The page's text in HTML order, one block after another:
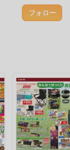
フォロー